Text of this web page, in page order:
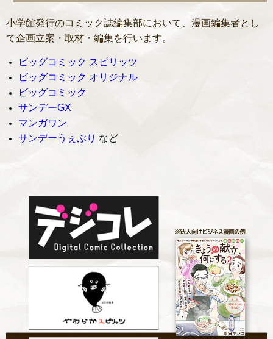
小学館発行のコミック誌編集部において、漫画編集者とし
て企画立案・取材・編集を行います。
ビッグコミック スピリッツ
ビッグコミック オリジナル
ビッグコミック
サンデーGX
マンガワン
サンデーうぇぶり など